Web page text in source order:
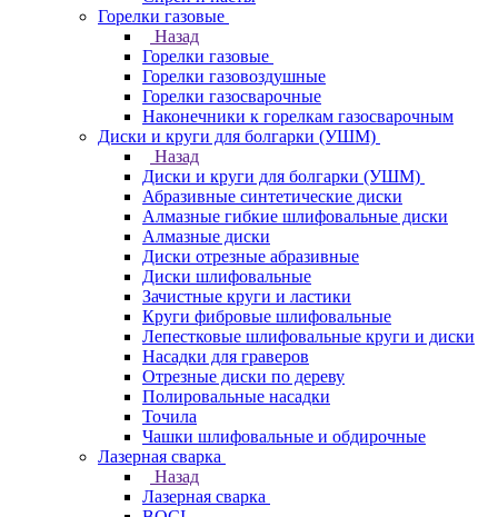
Горелки газовые
Назад
Горелки газовые
Горелки газовоздушные
Горелки газосварочные
Наконечники к горелкам газосварочным
Диски и круги для болгарки (УШМ)
Назад
Диски и круги для болгарки (УШМ)
Абразивные синтетические диски
Алмазные гибкие шлифовальные диски
Алмазные диски
Диски отрезные абразивные
Диски шлифовальные
Зачистные круги и ластики
Круги фибровые шлифовальные
Лепестковые шлифовальные круги и диски
Насадки для граверов
Отрезные диски по дереву
Полировальные насадки
Точила
Чашки шлифовальные и обдирочные
Лазерная сварка
Назад
Лазерная сварка